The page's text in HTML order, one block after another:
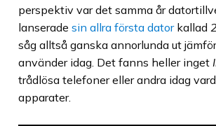
perspektiv var det samma år
lanserade sin allra första datorkallad
såg alltså ganska annorlunda ut
använder idag. Det fanns heller inget
trådlösa telefoner eller andra idag
apparater.